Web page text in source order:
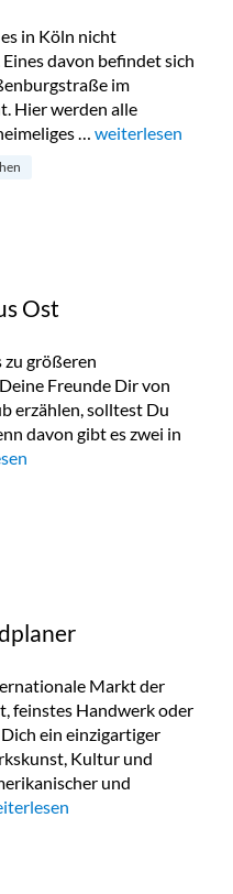
in Köln nicht
davon befindet sich
im
Hier werden alle
… „Café Elefant in
weiterlesen
Ost
zu größeren
Freunde Dir von
erzählen, solltest Du
davon gibt es zwei in
im Ballhaus Ost“
Markt der
feinstes Handwerk oder
ein einzigartiger
Kultur und
und
Wochenendplaner“